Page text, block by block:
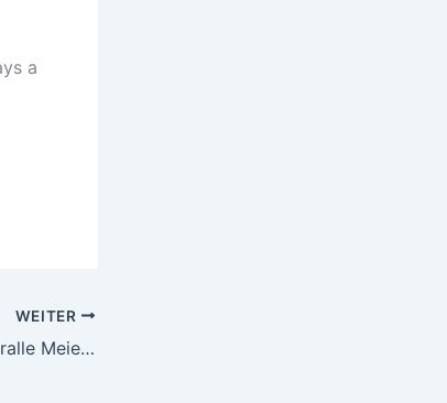
a
WEITER
Theater im Kopfbau: Koralle Meier – ein hintergründiges Stück bayerische Dorf“idylle“